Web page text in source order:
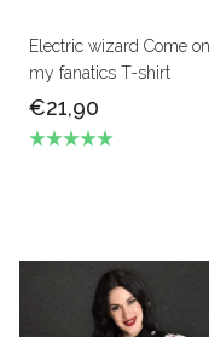
Electric wizard Come on
my fanatics T-shirt
€21,90